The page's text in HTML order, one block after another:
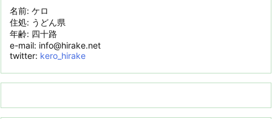
名前: ケロ
住処: うどん県
年齢: 四十路
e-mail: info@hirake.net
twitter: kero_hirake